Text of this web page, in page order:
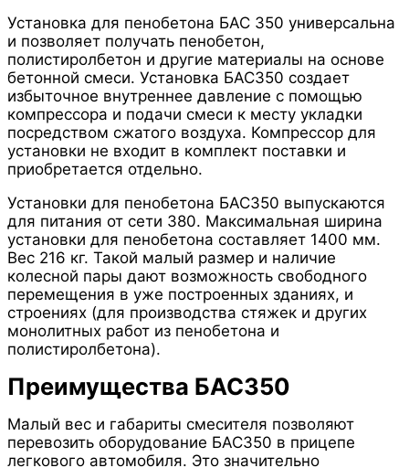
Установка для пенобетона БАС 350 универсальна
и позволяет получать пенобетон,
полистиролбетон и другие материалы на основе
бетонной смеси. Установка БАС350 создает
избыточное внутреннее давление с помощью
компрессора и подачи смеси к месту укладки
посредством сжатого воздуха. Компрессор для
установки не входит в комплект поставки и
приобретается отдельно.
Установки для пенобетона БАС350 выпускаются
для питания от сети 380. Максимальная ширина
установки для пенобетона составляет 1400 мм.
Вес 216 кг. Такой малый размер и наличие
колесной пары дают возможность свободного
перемещения в уже построенных зданиях, и
строениях (для производства стяжек и других
монолитных работ из пенобетона и
полистиролбетона).
Преимущества БАС350
Малый вес и габариты смесителя позволяют
перевозить оборудование БАС350 в прицепе
легкового автомобиля. Это значительно